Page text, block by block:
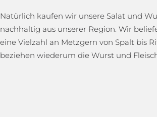
Natürlich kaufen wir unsere Salat und
nachhaltig aus unserer Region. Wir
eine Vielzahl an Metzgern von Spalt bis
beziehen wiederum die Wurst und